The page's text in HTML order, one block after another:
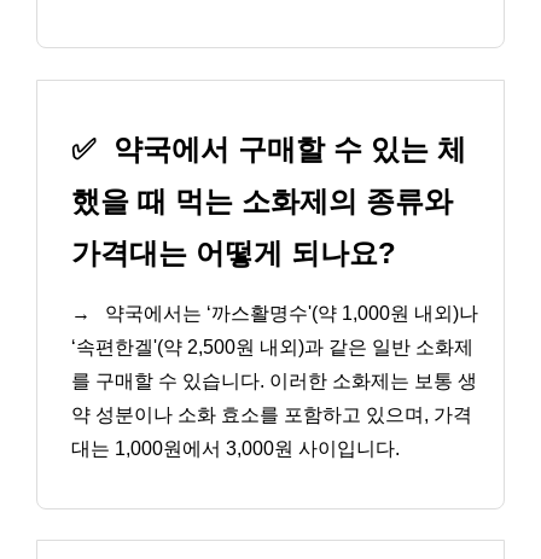
✅
약국에서 구매할 수 있는 체
했을 때 먹는 소화제의 종류와
가격대는 어떻게 되나요?
→
약국에서는 ‘까스활명수'(약 1,000원 내외)나
‘속편한겔'(약 2,500원 내외)과 같은 일반 소화제
를 구매할 수 있습니다. 이러한 소화제는 보통 생
약 성분이나 소화 효소를 포함하고 있으며, 가격
대는 1,000원에서 3,000원 사이입니다.